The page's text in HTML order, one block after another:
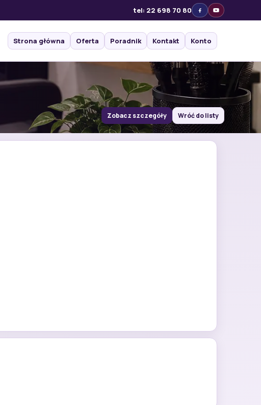
tel: 22 698 70 80
Strona główna Oferta Poradnik Kontakt Konto
Zobacz szczegóły Wróć do listy